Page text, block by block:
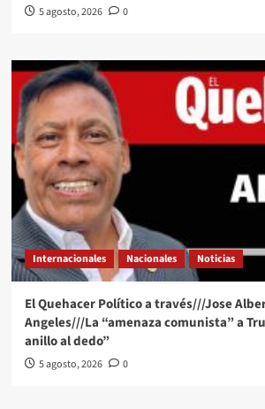
5 agosto, 2026 0
Internacionales Nacionales Noticias
El Quehacer Político a través///Jose
Angeles///La “amenaza comunista” a
anillo al dedo”
5 agosto, 2026 0